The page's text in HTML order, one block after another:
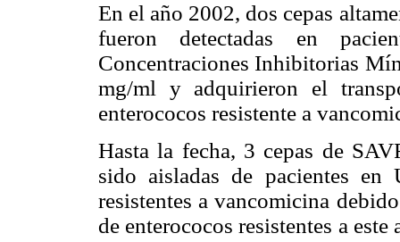
En el año 2002, dos cepas
fueron detectadas en
Concentraciones Inhibitorias
mg/ml y adquirieron el
enterococos resistente a
Hasta la fecha, 3 cepas de
sido aisladas de pacientes
resistentes a vancomicina
de enterococos resistentes a